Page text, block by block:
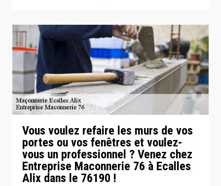
Vous voulez refaire les murs de vos
portes ou vos fenêtres et voulez-
vous un professionnel ? Venez chez
Entreprise Maconnerie 76 à Ecalles
Alix dans le 76190 !